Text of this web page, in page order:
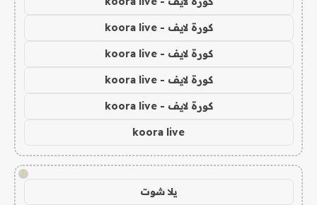
كورة لايف - koora live
كورة لايف - koora live
كورة لايف - koora live
كورة لايف - koora live
koora live
!
يلا شوت